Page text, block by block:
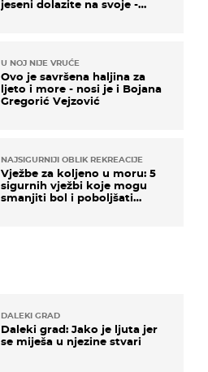
DALEKI GRAD
Daleki grad: Jako je ljuta jer
se miješa u njezine stvari
jeseni dolazite na svoje -
U NOJ NIJE VRUĆE
Ovo je savršena haljina za
ljeto i more - nosi je i Bojana
Gregorić Vejzović
NAJSIGURNIJI OBLIK REKREACIJE
Vježbe za koljeno u moru: 5
sigurnih vježbi koje mogu
smanjiti bol i poboljšati